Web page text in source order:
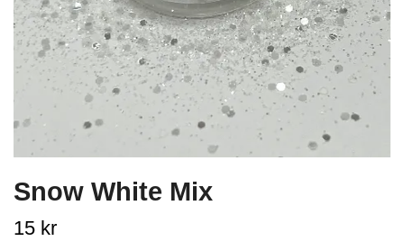
Snow White Mix
15 kr